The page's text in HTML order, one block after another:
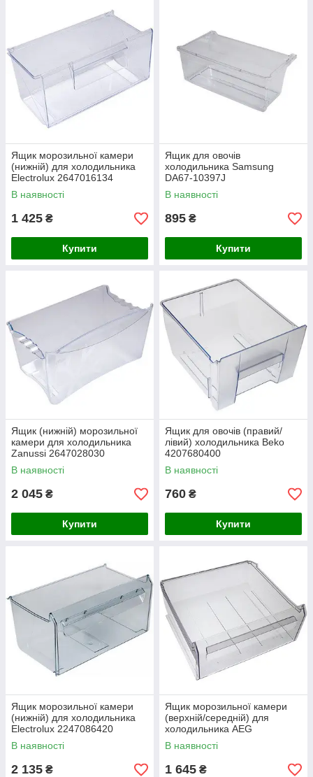
Ящик морозильної камери
(нижній) для холодильника
Electrolux 2647016134
В наявності
1 425 ₴
Купити
Ящик для овочів
холодильника Samsung
DA67-10397J
В наявності
895 ₴
Купити
Ящик (нижній) морозильної
камери для холодильника
Zanussi 2647028030
В наявності
2 045 ₴
Купити
Ящик для овочів (правий/
лівий) холодильника Beko
4207680400
В наявності
760 ₴
Купити
Ящик морозильної камери
(нижній) для холодильника
Electrolux 2247086420
В наявності
2 135 ₴
Ящик морозильної камери
(верхній/середній) для
холодильника AEG
2247137124
В наявності
1 645 ₴